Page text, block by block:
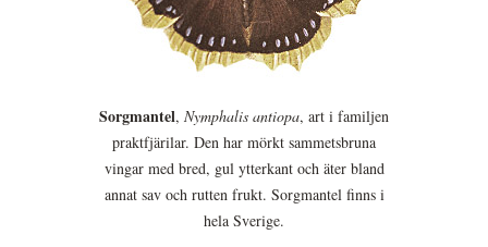
Sorgmantel, Nymphalis antiopa, art i familjen
praktfjärilar. Den har mörkt sammetsbruna
vingar med bred, gul ytterkant och äter bland
annat sav och rutten frukt. Sorgmantel finns i
hela Sverige.